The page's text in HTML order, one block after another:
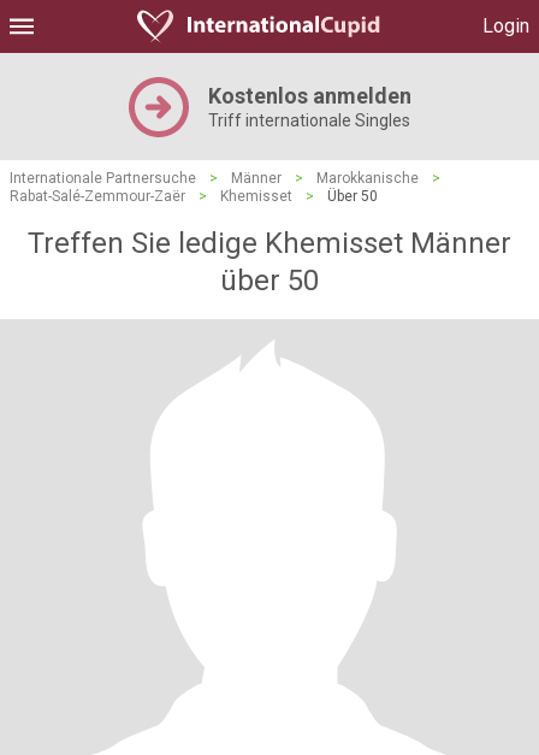
Login
Kostenlos anmelden
Triff internationale Singles
Internationale Partnersuche > Männer > Marokkanische
>
Rabat-Salé-Zemmour-Zaër
> Khemisset > Über 50
Treffen Sie ledige Khemisset Männer
über 50